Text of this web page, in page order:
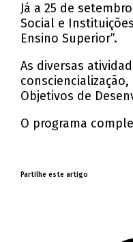
Já a 25 de
Social e
Ensino Superior”.
As diversas
Objetivos de
O programa
Partilhe este artigo